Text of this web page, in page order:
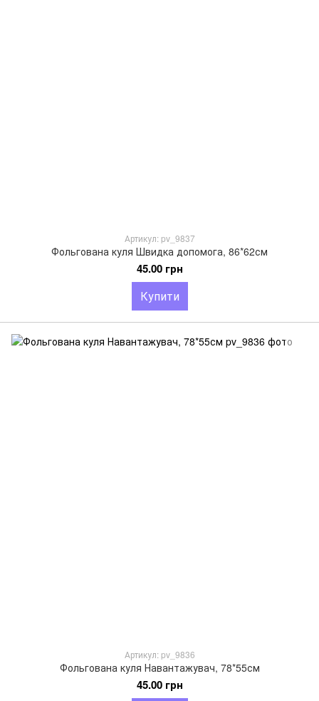
Артикул: pv_9837
Фольгована куля Швидка допомога, 86*62см
45.00 грн
Купити
Артикул: pv_9836
Фольгована куля Навантажувач, 78*55см
45.00 грн